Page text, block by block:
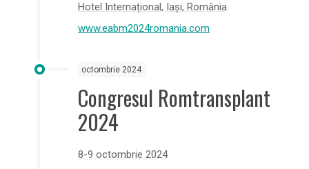
Hotel Internațional, Iași, România
www.eabm2024romania.com
octombrie 2024
Congresul Romtransplant
2024
8-9 octombrie 2024